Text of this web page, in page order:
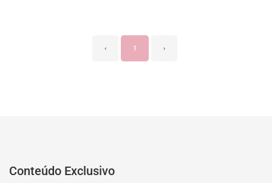
‹ 1 ›
Conteúdo Exclusivo